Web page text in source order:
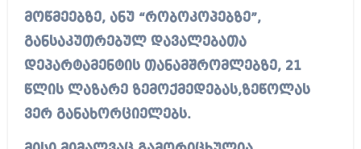
მოწმეებზე, ანუ “რობოკოპებზე”,
განსაკუთრებულ დავალებათა
დეპარტამენტის თანამშრომლებზე, 21
წლის ლაზარე ზემოქმედებას,ზეწოლას
ვერ განახორციელებს.